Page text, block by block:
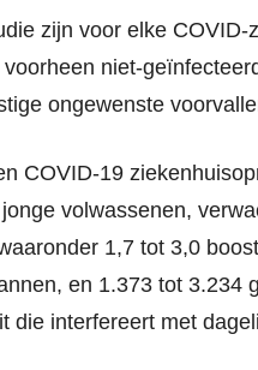
zijn voor elke COVID-
niet-
ongewenste
COVID-19
volwassenen,
1,7 tot 3,0
en 1.373 tot 3.234
die interfereert met